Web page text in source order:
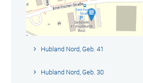
Hubland Nord, Geb. 41
Hubland Nord, Geb. 30